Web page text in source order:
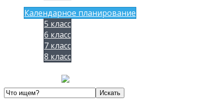
Календарное планирование
5 класс
6 класс
7 класс
8 класс